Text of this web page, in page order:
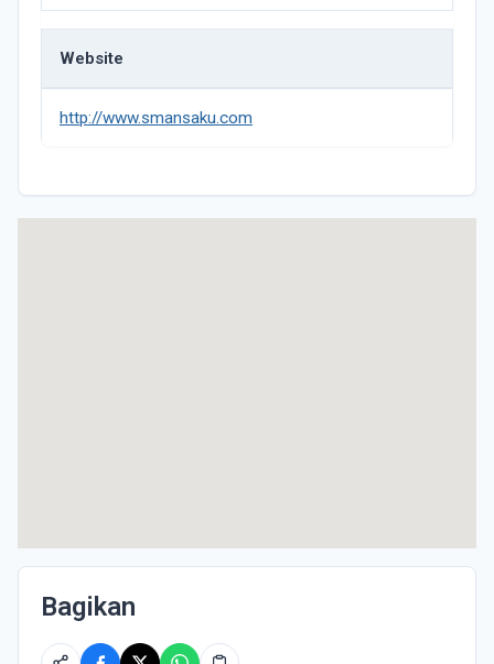
Website
http://www.smansaku.com
Bagikan